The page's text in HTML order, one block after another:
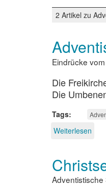
2 Artikel zu
Eindrücke
Die
Die
Tags
Weiterlesen